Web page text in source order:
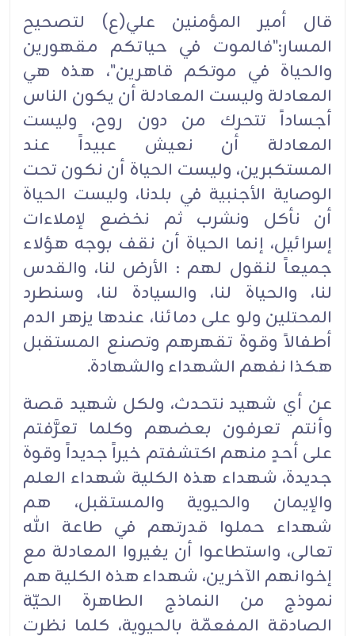
قال أمير المؤمنين علي(ع) لتصحيح
المسار:"فالموت في حياتكم مقهورين
والحياة في موتكم قاهرين"، هذه هي
المعادلة وليست المعادلة أن يكون الناس
أجساداً تتحرك من دون روح، وليست
المعادلة أن نعيش عبيداً عند
المستكبرين، وليست الحياة أن نكون تحت
الوصاية الأجنبية في بلدنا، وليست الحياة
أن نأكل ونشرب ثم نخضع لإملاءات
إسرائيل، إنما الحياة أن نقف بوجه هؤلاء
جميعاً لنقول لهم : الأرض لنا، والقدس
لنا، والحياة لنا، والسيادة لنا، وسنطرد
المحتلين ولو على دمائنا، عندها يزهر الدم
أطفالاً وقوة تقهرهم وتصنع المستقبل
هكذا نفهم الشهداء والشهادة.
عن أي شهيد نتحدث، ولكل شهيد قصة
وأنتم تعرفون بعضهم وكلما تعرَّفتم
على أحدٍ منهم اكتشفتم خيراً جديداً وقوة
جديدة، شهداء هذه الكلية شهداء العلم
والإيمان والحيوية والمستقبل، هم
شهداء حملوا قدرتهم في طاعة الله
تعالى، واستطاعوا أن يغيروا المعادلة مع
إخوانهم الآخرين، شهداء هذه الكلية هم
نموذج من النماذج الطاهرة الحيّة
الصادقة المفعمّة بالحيوية، كلما نظرت